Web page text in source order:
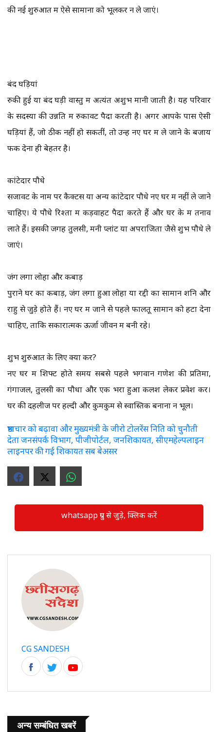
की नई शुरुआत में ऐसे सामानों को भूलकर न ले जाएं।
बंद घड़ियां
रुकी हुई या बंद घड़ी वास्तु में अत्यंत अशुभ मानी जाती है। यह परिवार
के सदस्यों की उन्नति में रुकावट पैदा करती है। अगर आपके पास ऐसी
घड़ियां हैं, जो ठीक नहीं हो सकतीं, तो उन्हें नए घर में ले जाने के बजाय
फेंक देना ही बेहतर है।
कांटेदार पौधे
सजावट के नाम पर कैक्टस या अन्य कांटेदार पौधे नए घर में नहीं ले जाने
चाहिए। ये पौधे रिश्तों में कड़वाहट पैदा करते हैं और घर के में तनाव
लाते हैं। इसकी जगह तुलसी, मनी प्लांट या अपराजिता जैसे शुभ पौधे ले
जाएं।
जंग लगा लोहा और कबाड़
पुराने घर का कबाड़, जंग लगा हुआ लोहा या रद्दी का सामान शनि और
राहु से जुड़े होते हैं। नए घर में जाने से पहले फालतू सामान को हटा देना
चाहिए, ताकि सकारात्मक ऊर्जा जीवन में बनी रहे।
शुभ शुरुआत के लिए क्या करें?
नए घर में शिफ्ट होते समय सबसे पहले भगवान गणेश की प्रतिमा,
गंगाजल, तुलसी का पौधा और एक भरा हुआ कलश लेकर प्रवेश करें।
घर की दहलीज पर हल्दी और कुमकुम से स्वास्तिक बनाना न भूलें।
भ्रष्टाचार को बढ़ावा और मुख्यमंत्री के जीरो टोलरेंस निति को चुनौती
देता जनसंपर्क विभाग, पीजीपोर्टल, जनशिकायत, सीएमहेल्पलाइन
लाइनपर की गई शिकायत सब बेअसर
whatsapp ग्रुप से जुड़े, क्लिक करें
CG SANDESH
अन्य सम्बंधित खबरें